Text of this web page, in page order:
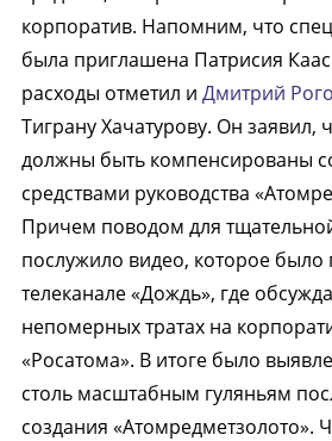
корпоратив. Напомним, что
была приглашена Патрисия
расходы отметил и Дмитрий
Тиграну Хачатурову. Он заявил,
должны быть компенсированы
средствами руководства
Причем поводом для
послужило видео, которое было
телеканале «Дождь», где
непомерных тратах на
«Росатома». В итоге было
столь масштабным гуляньям
создания «Атомредметзолото».